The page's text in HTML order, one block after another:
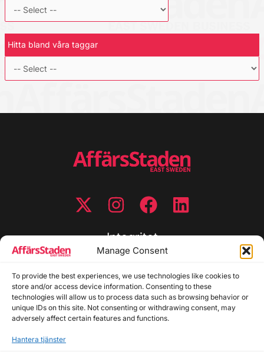
Manage Consent
To provide the best experiences, we use technologies like cookies to
store and/or access device information. Consenting to these
technologies will allow us to process data such as browsing behavior or
unique IDs on this site. Not consenting or withdrawing consent, may
adversely affect certain features and functions.
Hantera tjänster
Hitta bland våra taggar
Integritet
Cookiepolicy
Disclaimer
Redaktionell policy
Utgivarinformation